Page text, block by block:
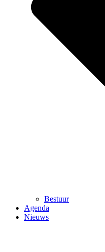
Bestuur
Agenda
Nieuws